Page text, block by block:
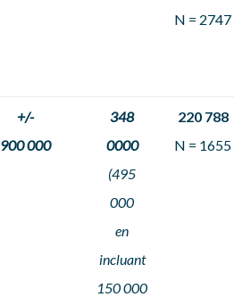
N = 2747
+/-
900 000
348
0000
(495
000
en
incluant
150 000
220 788
N = 1655